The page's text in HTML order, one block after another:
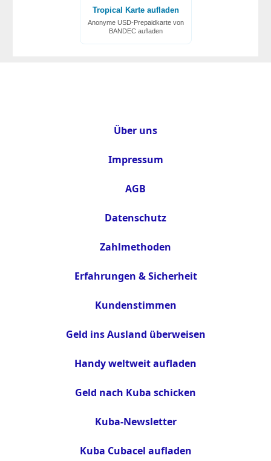
Tropical Karte aufladen
Anonyme USD-Prepaidkarte von
BANDEC aufladen
Über uns
Impressum
AGB
Datenschutz
Zahlmethoden
Erfahrungen & Sicherheit
Kundenstimmen
Geld ins Ausland überweisen
Handy weltweit aufladen
Geld nach Kuba schicken
Kuba-Newsletter
Kuba Cubacel aufladen